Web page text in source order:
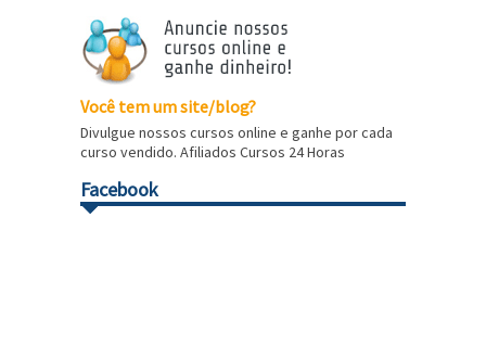
Você tem um site/blog?
Divulgue nossos cursos online e ganhe por cada
curso vendido. Afiliados Cursos 24 Horas
Facebook